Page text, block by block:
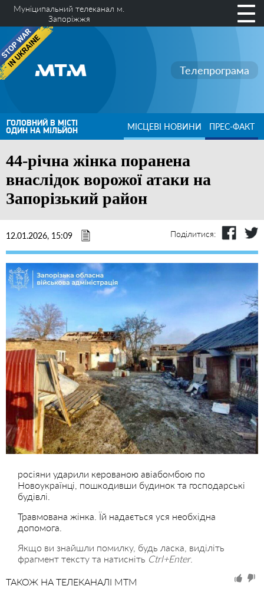
Муніципальний телеканал м.
Запоріжжя
Телепрограма
ГОЛОВНИЙ В МІСТІ
ОДИН НА МІЛЬЙОН МІСЦЕВІ НОВИНИ ПРЕС-ФАКТ
44-річна жінка поранена
внаслідок ворожої атаки на
Запорізький район
12.01.2026, 15:09 Поділитися:
росіяни ударили керованою авіабомбою по
Новоукраїнці, пошкодивши будинок та господарські
будівлі.
Травмована жінка. Їй надається уся необхідна
допомога.
Якщо ви знайшли помилку, будь ласка, виділіть
фрагмент тексту та натисніть Ctrl+Enter.
ТАКОЖ НА ТЕЛЕКАНАЛІ MTM